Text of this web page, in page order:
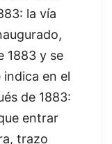
la vía
1883 y se
en el
de 1883:
entrar
trazo